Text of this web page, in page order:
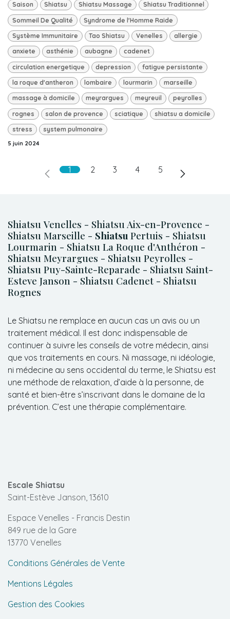
Saison Shiatsu Shiatsu Massage Shiatsu Traditionnel
Sommeil De Qualité Syndrome de l'Homme Raide
Système Immunitaire Tao Shiatsu Venelles allergie
anxiete asthénie aubagne cadenet
circulation energetique depression fatigue persistante
la roque d'antheron lombaire lourmarin marseille
massage à domicile meyrargues meyreuil peyrolles
rognes salon de provence sciatique shiatsu a domicile
stress system pulmonaire
5 juin 2024
1 2 3 4 5
Shiatsu Venelles - Shiatsu Aix-en-Provence -
Shiatsu Marseille - Shiatsu Pertuis - Shiatsu
Lourmarin - Shiatsu La Roque d'Anthéron -
Shiatsu Meyrargues - Shiatsu Peyrolles -
Shiatsu Puy-Sainte-Reparade - Shiatsu Saint-
Esteve Janson - Shiatsu Cadenet - Shiatsu
Rognes
Le Shiatsu ne remplace en aucun cas un avis ou un
traitement médical. Il est donc indispensable de
continuer à suivre les conseils de votre médecin, ainsi
que vos traitements en cours. Ni massage, ni idéologie,
ni médecine au sens occidental du terme, le Shiatsu est
une méthode de relaxation, d’aide à la personne, de
santé et bien-être s’inscrivant dans le domaine de la
prévention. C’est une thérapie complémentaire.
Escale Shiatsu
Saint-Estève Janson, 13610
Espace Venelles - Francis Destin
849 rue de la Gare
13770 Venelles
Conditions Générales de Vente
Mentions Légales
Gestion des Cookies